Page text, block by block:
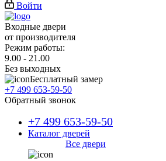
Войти
Входные двери
от производителя
Режим работы:
9.00 - 21.00
Без выходных
Бесплатный замер
+7 499 653-59-50
Обратный звонок
+7 499 653-59-50
Каталог дверей
Все двери